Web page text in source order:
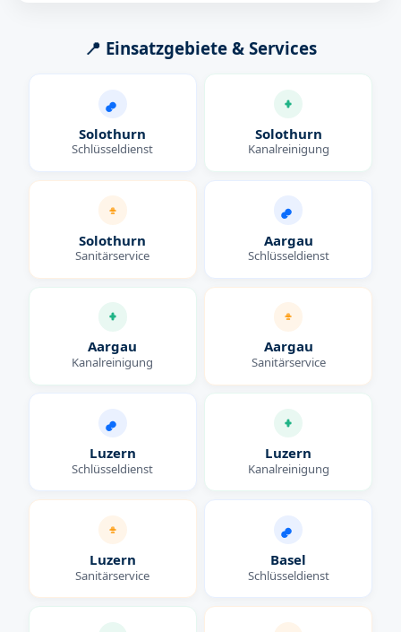
📍 Einsatzgebiete & Services
Solothurn
Schlüsseldienst
Solothurn
Kanalreinigung
Solothurn
Sanitärservice
Aargau
Schlüsseldienst
Aargau
Kanalreinigung
Aargau
Sanitärservice
Luzern
Schlüsseldienst
Luzern
Kanalreinigung
Luzern
Sanitärservice
Basel
Schlüsseldienst